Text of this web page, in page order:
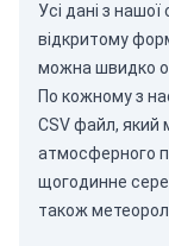
Усі дані з
відкритому
можна швидко
По кожному з
CSV файл, який
атмосферного
щогодинне
також